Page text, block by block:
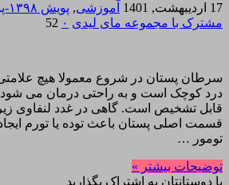
17 اردیبهشت, 1401 آموزشی, پویش ۱۳۹۸-پویش ملی
مشترک با مجموعه مای لیدی ۰ 52
سرطان پستان در شروع معمولا هیچ علامتی
درد کوچک است و به راحتی درمان می شود
قابل تشخیص است. گاهی در غدد لنفاوی
قسمت اصلی پستان باعث توده یا تورم
تومور …
توضیحات بیشتر »
با دوستانتان به اشتراک بگذارید